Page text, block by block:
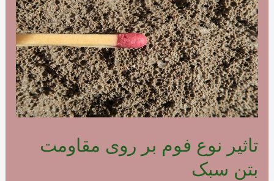
پلیمری
تاثیر نوع فوم بر روی مقاومت
بتن سبک